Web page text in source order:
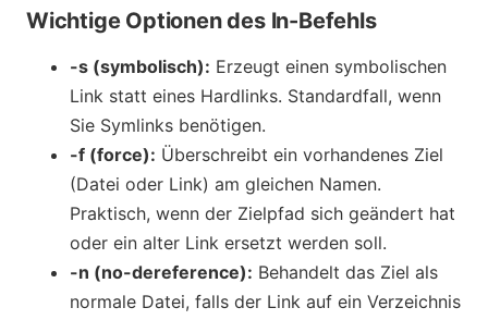
Wichtige Optionen des ln-Befehls
-s (symbolisch): Erzeugt einen symbolischen
Link statt eines Hardlinks. Standardfall, wenn
Sie Symlinks benötigen.
-f (force): Überschreibt ein vorhandenes Ziel
(Datei oder Link) am gleichen Namen.
Praktisch, wenn der Zielpfad sich geändert hat
oder ein alter Link ersetzt werden soll.
-n (no-dereference): Behandelt das Ziel als
normale Datei, falls der Link auf ein Verzeichnis